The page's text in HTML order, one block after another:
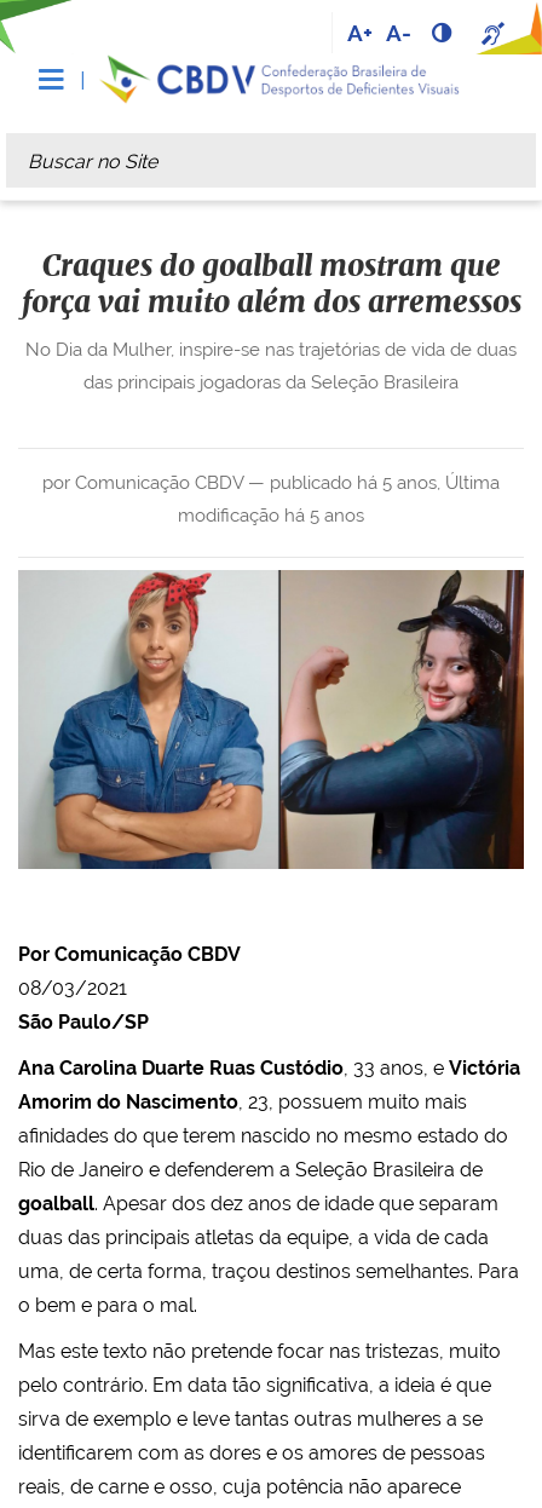
A+ A-
Busca
Busca Avançada…
Craques do goalball mostram que
força vai muito além dos arremessos
por Comunicação CBDV — publicado há 5 anos, Última
modificação há 5 anos
No Dia da Mulher, inspire-se nas trajetórias de vida de duas
das principais jogadoras da Seleção Brasileira
Por Comunicação CBDV
08/03/2021
São Paulo/SP
Ana Carolina Duarte Ruas Custódio, 33 anos, e Victória
Amorim do Nascimento, 23, possuem muito mais
afinidades do que terem nascido no mesmo estado do
Rio de Janeiro e defenderem a Seleção Brasileira de
goalball. Apesar dos dez anos de idade que separam
duas das principais atletas da equipe, a vida de cada
uma, de certa forma, traçou destinos semelhantes. Para
o bem e para o mal.
Mas este texto não pretende focar nas tristezas, muito
pelo contrário. Em data tão significativa, a ideia é que
sirva de exemplo e leve tantas outras mulheres a se
identificarem com as dores e os amores de pessoas
reais, de carne e osso, cuja potência não aparece